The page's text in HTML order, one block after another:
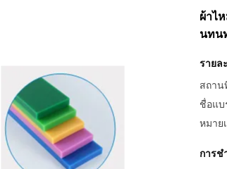
ผ้าไ
นทน
รายล
สถาน
ชื่อแบ
หมาย
การช